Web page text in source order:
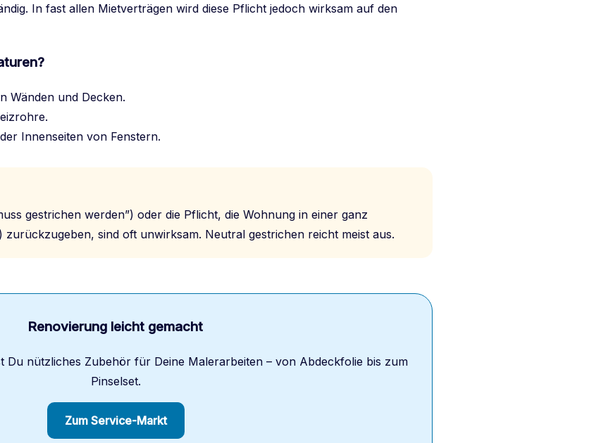
In fast allen Mietverträgen wird diese Pflicht jedoch wirksam auf den
Wänden und Decken.
Innenseiten von Fenstern.
gestrichen werden”) oder die Pflicht, die Wohnung in einer ganz
zurückzugeben, sind oft unwirksam. Neutral gestrichen reicht meist aus.
Renovierung leicht gemacht
Du nützliches Zubehör für Deine Malerarbeiten – von Abdeckfolie bis zum
Pinselset.
Zum Service-Markt